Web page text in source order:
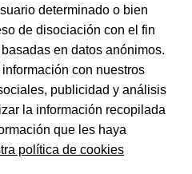
de Madrid, 14
de Madrid (Madrid)
determinado o bien
de disociación con el fin
en datos anónimos.
con nuestros
publicidad y análisis
la información recopilada
que les haya
política de cookies